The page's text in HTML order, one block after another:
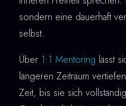
sondern eine dauerhaft
selbst.
Über 1:1 Mentoring lässt
längeren Zeitraum
Zeit, bis sie sich